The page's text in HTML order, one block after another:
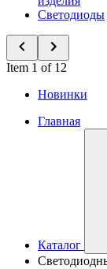
Светодиоды
Item 1 of 12
Новинки
Главная
Каталог